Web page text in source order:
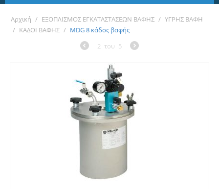
Αρχική / ΕΞΟΠΛΙΣΜΟΣ ΕΓΚΑΤΑΣΤΑΣΕΩΝ ΒΑΦΗΣ / ΥΓΡΗΣ ΒΑΦΗ
/ ΚΑΔΟΙ ΒΑΦΗΣ / MDG 8 κάδος βαφής
2 του 5